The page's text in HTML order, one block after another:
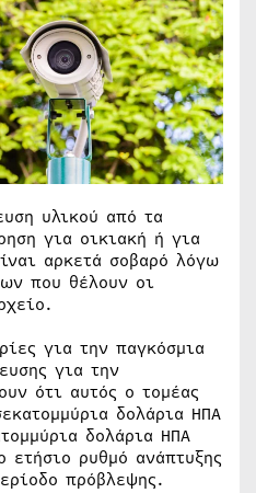
υλικού από τα
για οικιακή ή για
αρκετά σοβαρό λόγω
που θέλουν οι
για την παγκόσμια
για την
ότι αυτός ο τομέας
δολάρια ΗΠΑ
δολάρια ΗΠΑ
ρυθμό ανάπτυξης
πρόβλεψης.